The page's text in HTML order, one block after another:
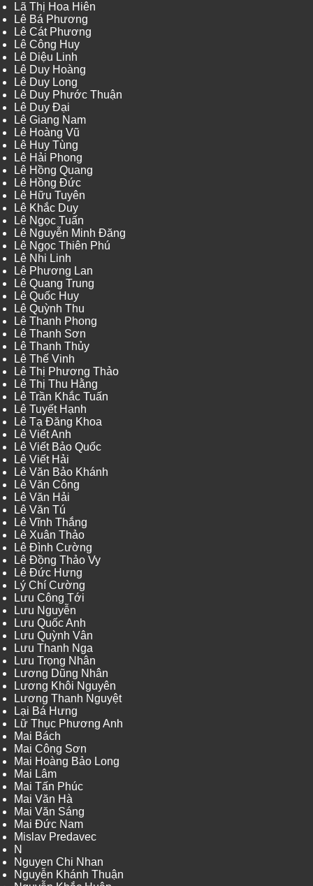
Lã Thị Hoa Hiên
Lê Bá Phương
Lê Cát Phương
Lê Công Huy
Lê Diệu Linh
Lê Duy Hoàng
Lê Duy Long
Lê Duy Phước Thuận
Lê Duy Đại
Lê Giang Nam
Lê Hoàng Vũ
Lê Huy Tùng
Lê Hải Phong
Lê Hồng Quang
Lê Hồng Đức
Lê Hữu Tuyên
Lê Khắc Duy
Lê Ngọc Tuấn
Lê Nguyễn Minh Đăng
Lê Ngọc Thiên Phú
Lê Nhi Linh
Lê Phương Lan
Lê Quang Trung
Lê Quốc Huy
Lê Quỳnh Thu
Lê Thanh Phong
Lê Thanh Sơn
Lê Thanh Thủy
Lê Thế Vinh
Lê Thị Phương Thảo
Lê Thị Thu Hằng
Lê Trần Khắc Tuấn
Lê Tuyết Hạnh
Lê Tạ Đăng Khoa
Lê Viết Anh
Lê Viết Bảo Quốc
Lê Viết Hải
Lê Văn Bảo Khánh
Lê Văn Công
Lê Văn Hải
Lê Văn Tú
Lê Vĩnh Thắng
Lê Xuân Thảo
Lê Đình Cường
Lê Đồng Thảo Vy
Lê Đức Hưng
Lý Chí Cường
Lưu Công Tới
Lưu Nguyễn
Lưu Quốc Anh
Lưu Quỳnh Vân
Lưu Thanh Nga
Lưu Trọng Nhân
Lương Dũng Nhân
Lương Khôi Nguyên
Lương Thanh Nguyệt
Lại Bá Hưng
Lữ Thục Phương Anh
Mai Bách
Mai Công Sơn
Mai Hoàng Bảo Long
Mai Lâm
Mai Tấn Phúc
Mai Văn Hà
Mai Văn Sáng
Mai Đức Nam
Mislav Predavec
N
Nguyen Chi Nhan
Nguyễn Khánh Thuận